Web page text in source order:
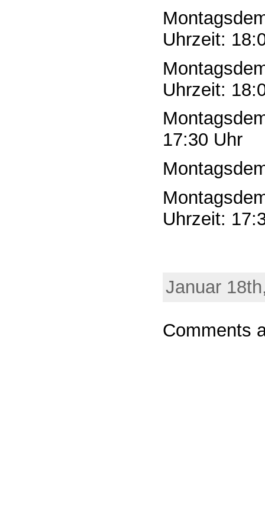
Uhrzeit:
Uhrzeit:
17:30 Uhr
Uhrzeit:
Januar
Comments